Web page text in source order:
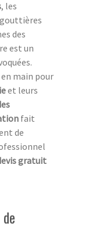
, les
des
est un
main pour
et leurs
fait
de
gratuit